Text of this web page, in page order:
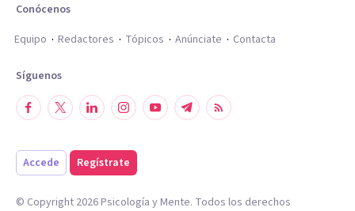
Conócenos
Equipo
Redactores Tópicos Anúnciate Contacta
Síguenos
Accede Regístrate
© Copyright 2026Psicología y Mente. Todos los derechos